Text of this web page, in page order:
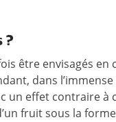
?
être envisagés en
dans
un effet contraire
fruit sous la